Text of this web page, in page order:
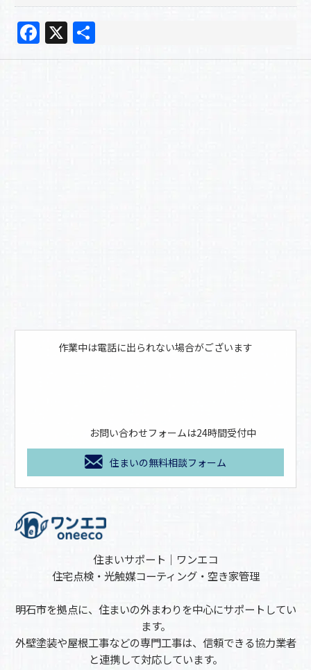
F
a
X
有
作業中は電話に出られない場合がございます
お問い合わせフォームは24時間受付中
住まいの無料相談フォーム
住まいサポート｜ワンエコ
住宅点検・光触媒コーティング・空き家管理
明石市を拠点に、住まいの外まわりを中心にサポートしてい
ます。
外壁塗装や屋根工事などの専門工事は、信頼できる協力業者
と連携して対応しています。